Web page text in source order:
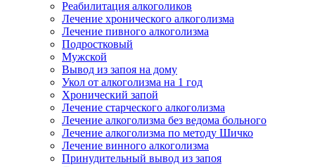
Реабилитация алкоголиков
Лечение хронического алкоголизма
Лечение пивного алкоголизма
Подростковый
Мужской
Вывод из запоя на дому
Укол от алкоголизма на 1 год
Хронический запой
Лечение старческого алкоголизма
Лечение алкоголизма без ведома больного
Лечение алкоголизма по методу Шичко
Лечение винного алкоголизма
Принудительный вывод из запоя